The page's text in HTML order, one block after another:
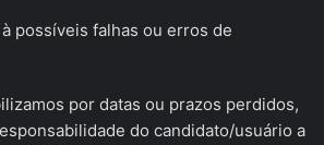
possíveis falhas ou erros de
por datas ou prazos perdidos,
do candidato/usuário a